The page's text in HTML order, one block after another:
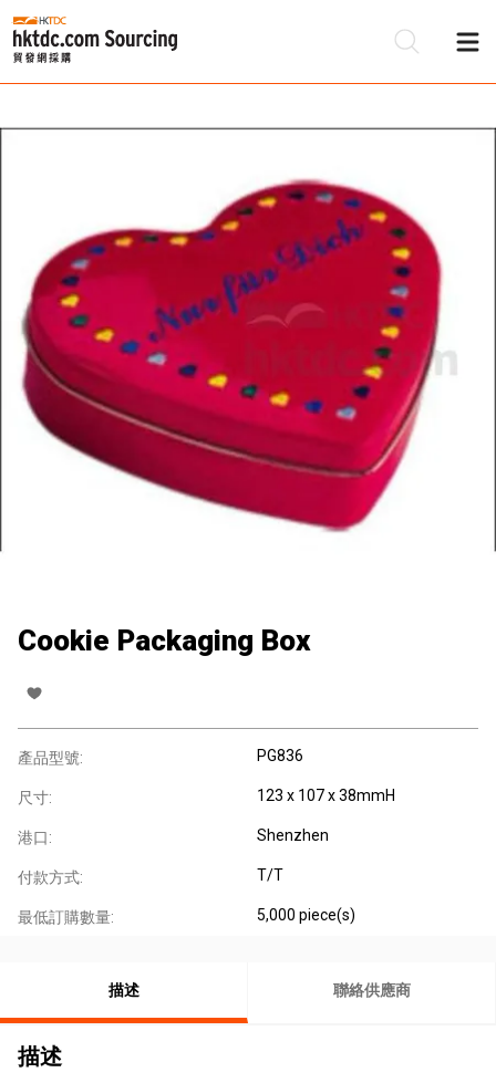
Cookie Packaging Box
產品型號: PG836
尺寸: 123 x 107 x 38mmH
港口: Shenzhen
付款方式: T/T
最低訂購數量: 5,000 piece(s)
描述 聯絡供應商
描述